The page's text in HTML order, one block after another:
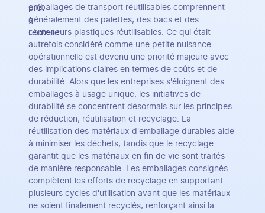
emballages de transport réutilisables comprennent
généralement des palettes, des bacs et des
conteneurs plastiques réutilisables. Ce qui était
autrefois considéré comme une petite nuisance
opérationnelle est devenu une priorité majeure avec
des implications claires en termes de coûts et de
durabilité. Alors que les entreprises s'éloignent des
emballages à usage unique, les initiatives de
durabilité se concentrent désormais sur les principes
de réduction, réutilisation et recyclage. La
réutilisation des matériaux d'emballage durables aide
à minimiser les déchets, tandis que le recyclage
garantit que les matériaux en fin de vie sont traités
de manière responsable. Les emballages consignés
complètent les efforts de recyclage en supportant
plusieurs cycles d'utilisation avant que les matériaux
ne soient finalement recyclés, renforçant ainsi la